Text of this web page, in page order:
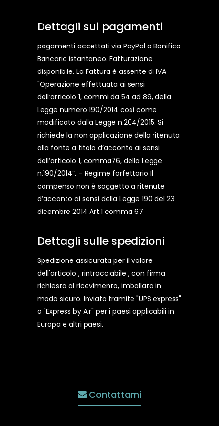
Dettagli sui pagamenti
pagamenti accettati via PayPal o Bonifico
Bancario istantaneo. Fatturazione
disponibile. La Fattura è assente di IVA
"Operazione effettuata ai sensi
dell’articolo 1, commi da 54 ad 89, della
Legge numero 190/2014 così come
modificato dalla Legge n.204/2015. Si
richiede la non applicazione della ritenuta
alla fonte a titolo d’acconto ai sensi
dell’articolo 1, comma76, della Legge
n.190/2014”. – Regime forfettario Il
compenso non è soggetto a ritenute
d’acconto ai sensi della Legge 190 del 23
dicembre 2014 Art.1 comma 67
Dettagli sulle spedizioni
Spedizione assicurata per il valore
dell'articolo , rintracciabile , con firma
richiesta al ricevimento, imballata in
modo sicuro. Inviato tramite "UPS express"
o "Express by Air" per i paesi applicabili in
Europa e altri paesi.
Contattami